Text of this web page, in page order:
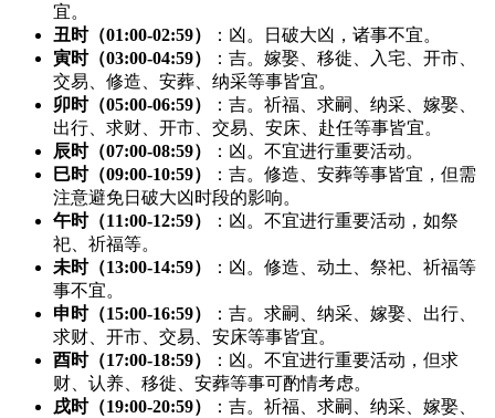
宜。
丑时（01:00-02:59）
：凶。日破大凶，诸事不宜。
寅时（03:00-04:59）
：吉。嫁娶、移徙、入宅、开市、
交易、修造、安葬、纳采等事皆宜。
卯时（05:00-06:59）
：吉。祈福、求嗣、纳采、嫁娶、
出行、求财、开市、交易、安床、赴任等事皆宜。
辰时（07:00-08:59）
：凶。不宜进行重要活动。
巳时（09:00-10:59）
：吉。修造、安葬等事皆宜，但需
注意避免日破大凶时段的影响。
午时（11:00-12:59）
：凶。不宜进行重要活动，如祭
祀、祈福等。
未时（13:00-14:59）
：凶。修造、动土、祭祀、祈福等
事不宜。
申时（15:00-16:59）
：吉。求嗣、纳采、嫁娶、出行、
求财、开市、交易、安床等事皆宜。
酉时（17:00-18:59）
：凶。不宜进行重要活动，但求
财、认养、移徙、安葬等事可酌情考虑。
戌时（19:00-20:59）
：吉。祈福、求嗣、纳采、嫁娶、